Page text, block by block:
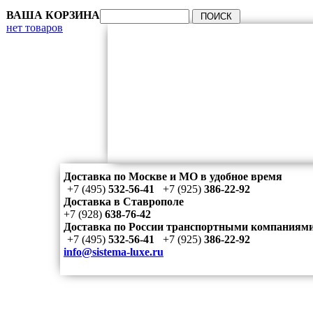
ВАША КОРЗИНА
нет товаров
Доставка по Москве и МО в удобное время
+7 (495) 532-56-41 +7 (925) 386-22-92
Доставка в Ставрополе
+7 (928) 638-76-42
Доставка по России транспортными
+7 (495) 532-56-41 +7 (925) 386-22-92
info@sistema-luxe.ru